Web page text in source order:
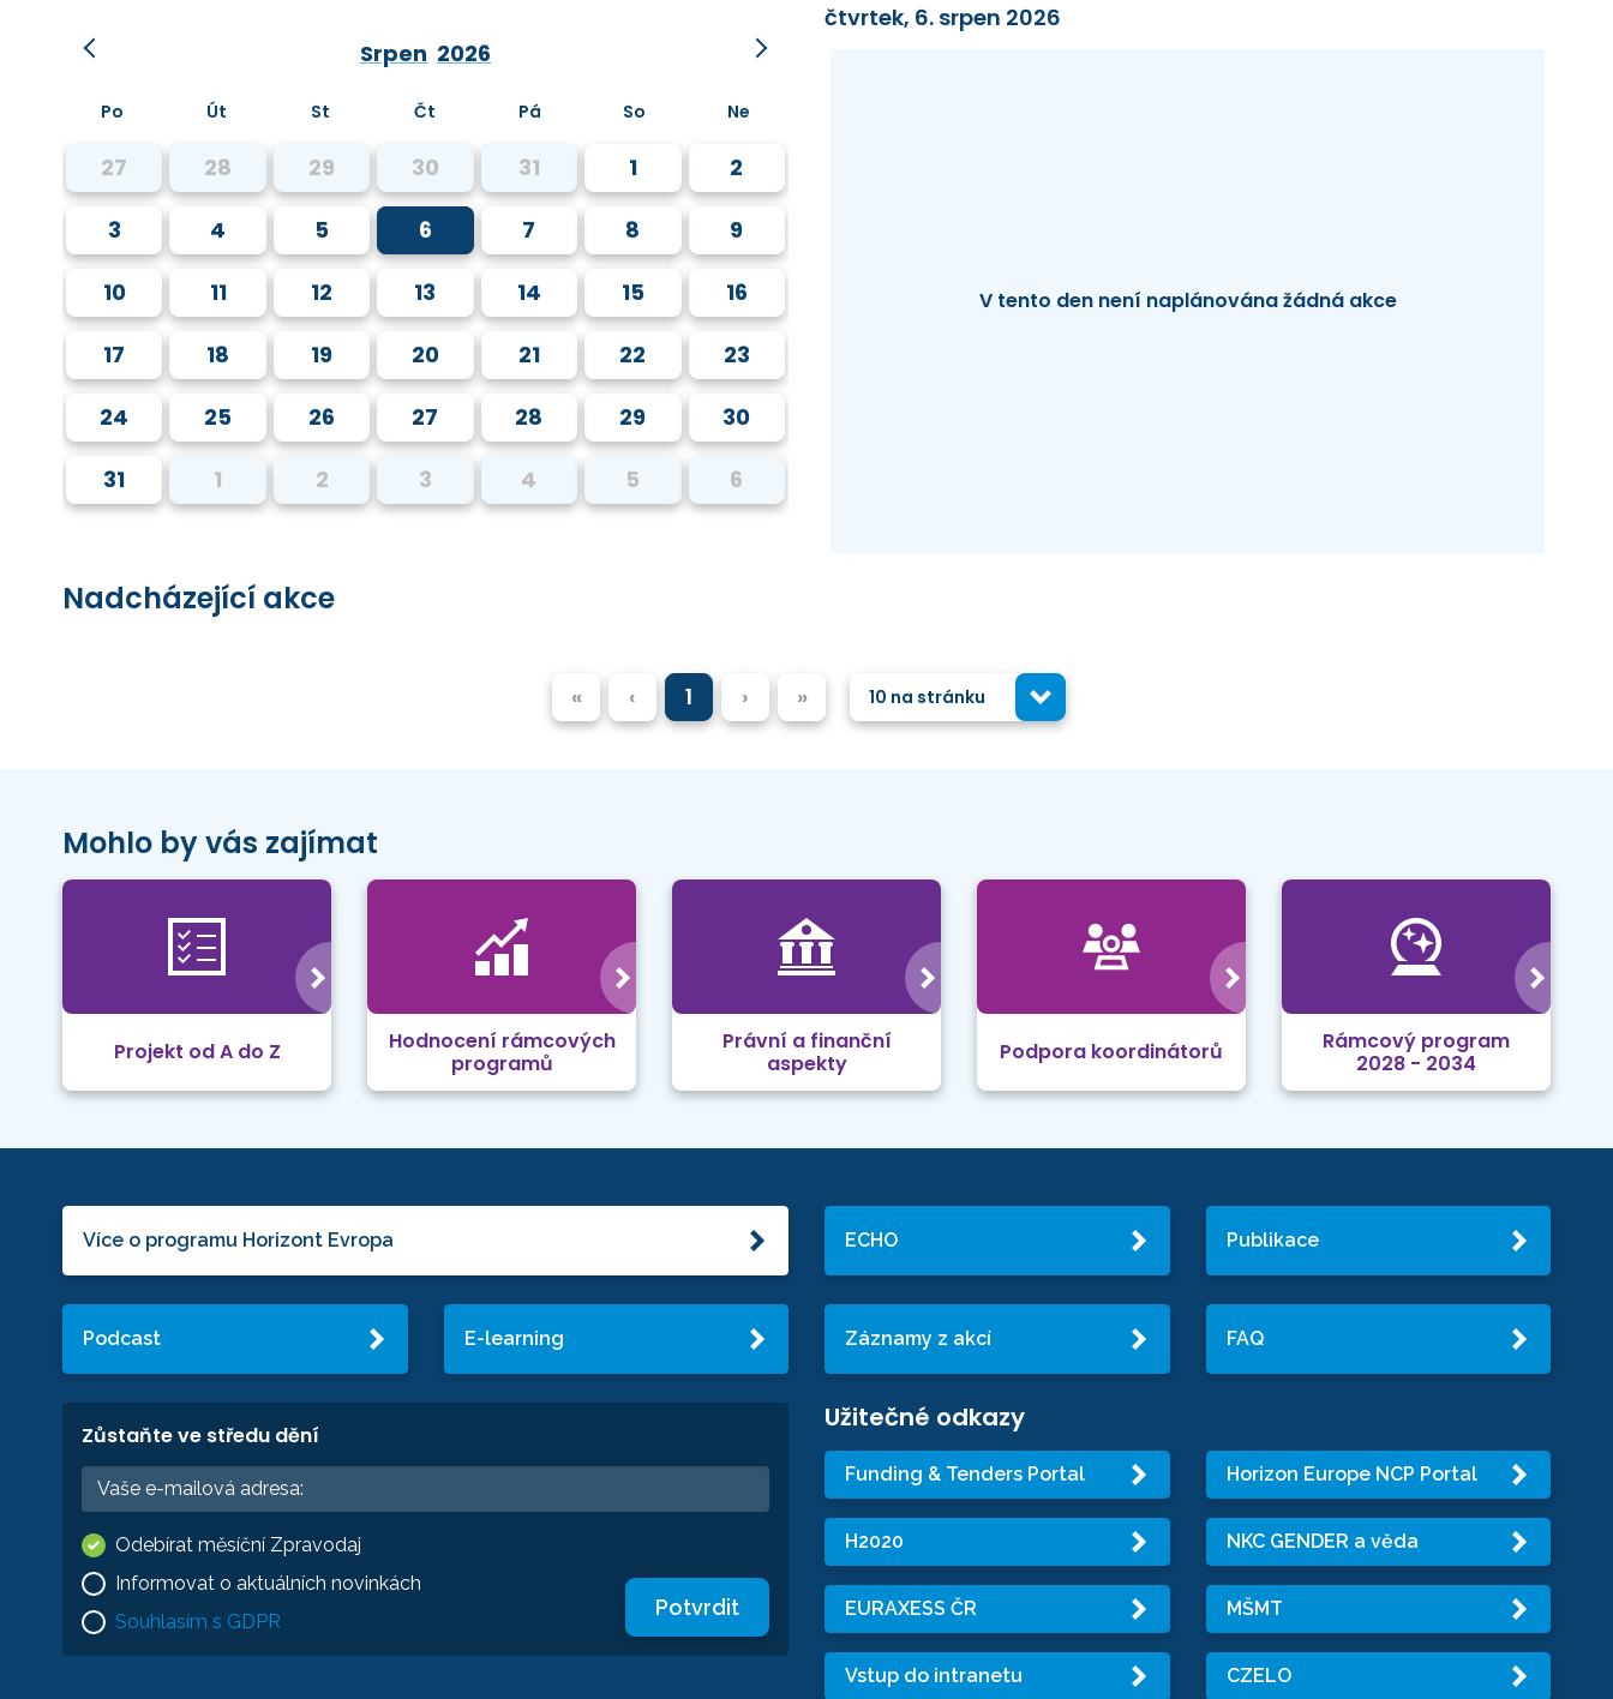
Srpen 2026
Po Út St Čt Pá So Ne
27 28 29 30 31 1 2
3 4 5 6 7 8 9
10 11 12 13 14 15 16
17 18 19 20 21 22 23
24 25 26 27 28 29 30
31 1 2 3 4 5 6
čtvrtek, 6. srpen 2026
V tento den není naplánována žádná akce
Nadcházející akce
« ‹ 1 › » 10 na stránku
Mohlo by vás zajímat
Projekt od A do Z
Hodnocení rámcových
programů
Právní a finanční
aspekty
Podpora koordinátorů
Rámcový program
2028 - 2034
Více o programu Horizont Evropa
Podcast E-learning
Zůstaňte ve středu dění
Odebírat měsíční Zpravodaj
Informovat o aktuálních novinkách
Souhlasím s GDPR
Potvrdit
ECHO Publikace
Záznamy z akcí FAQ
Užitečné odkazy
Funding & Tenders Portal Horizon Europe NCP Portal
H2020 NKC GENDER a věda
EURAXESS ČR MŠMT
Vstup do intranetu CZELO